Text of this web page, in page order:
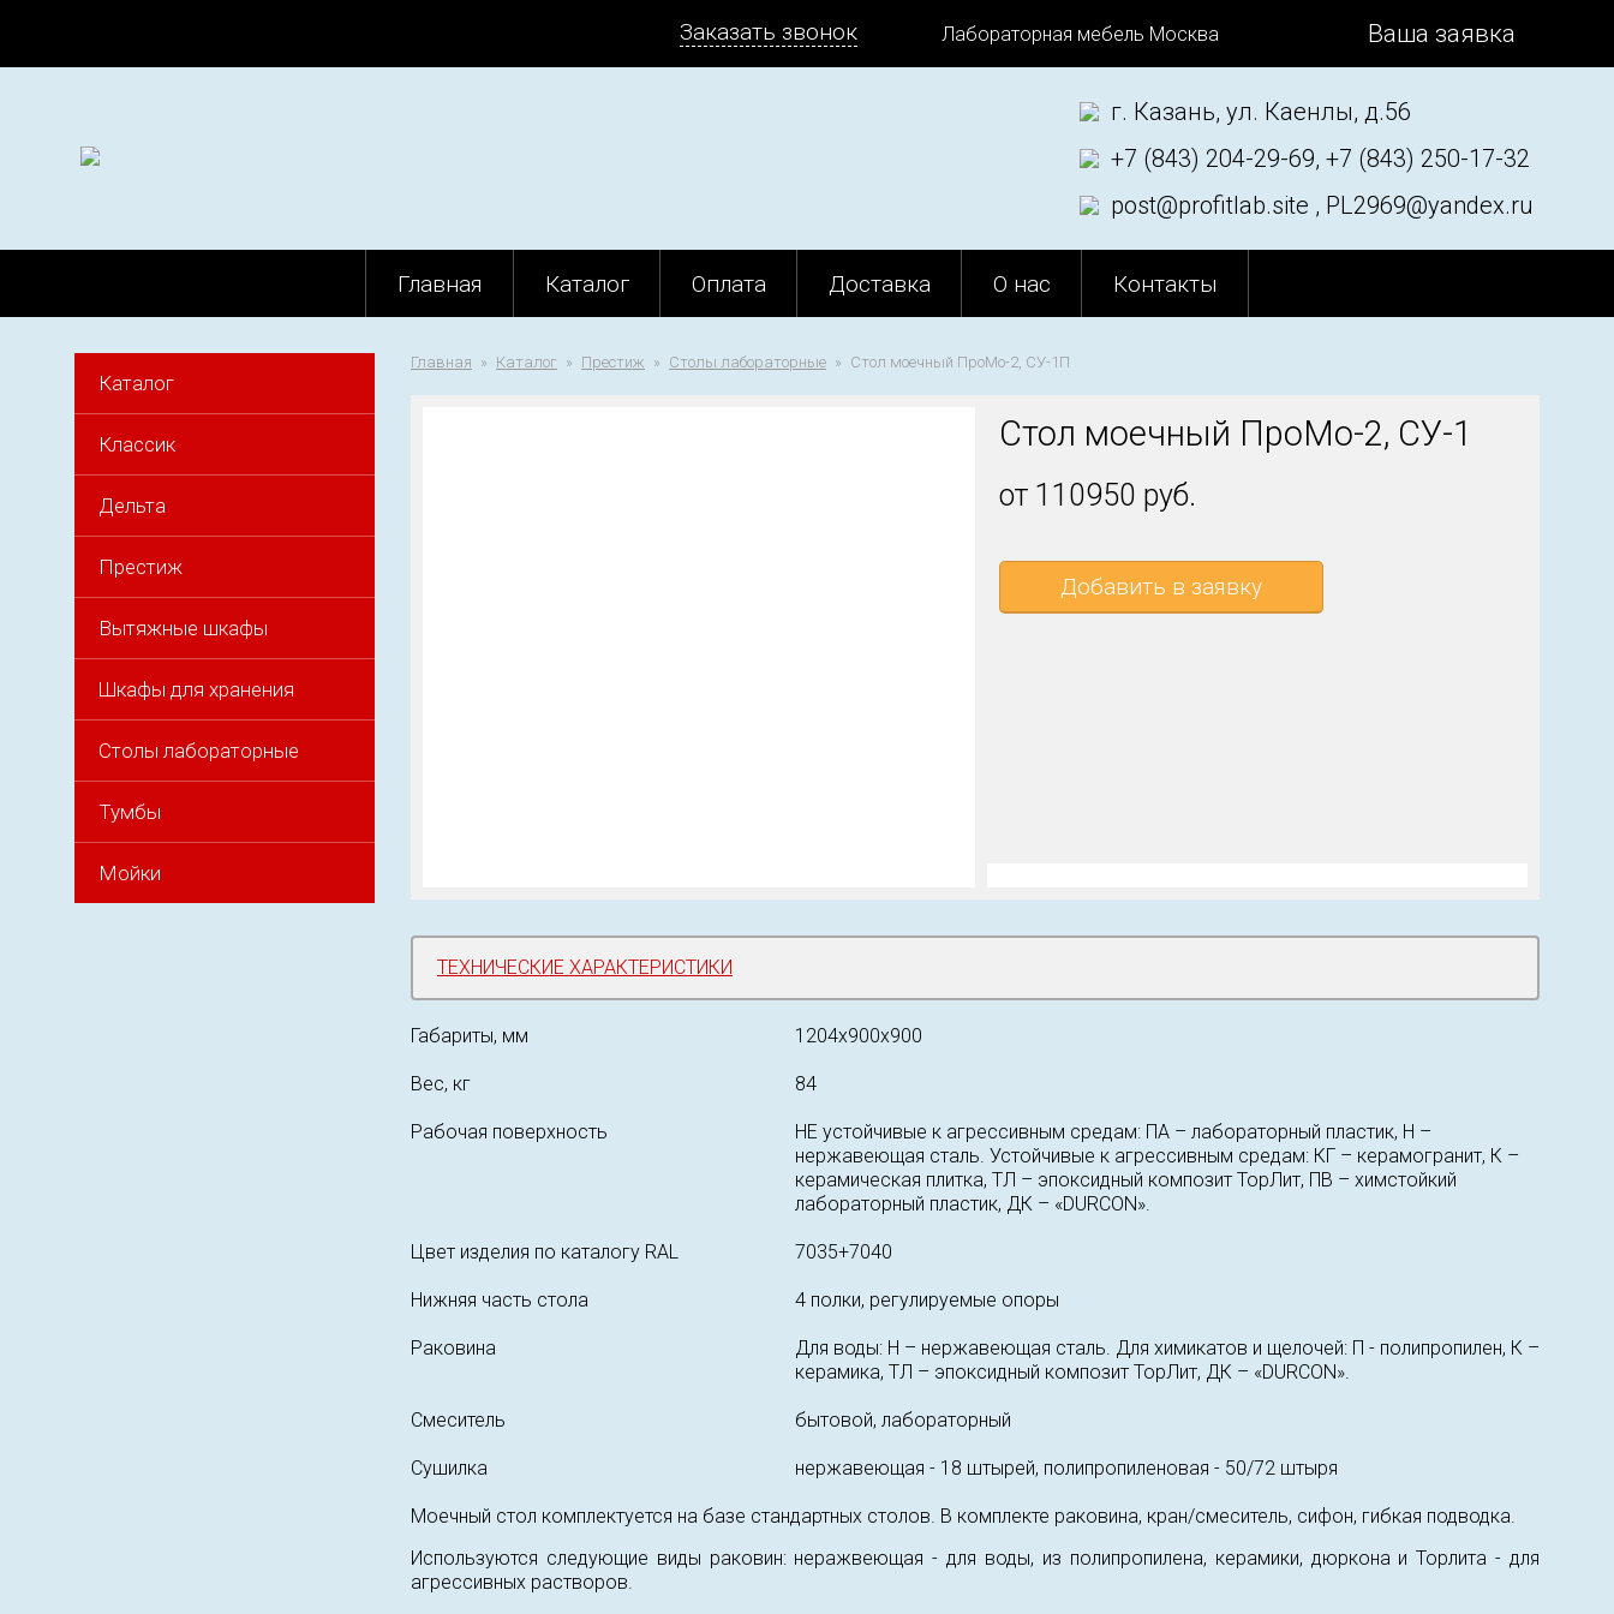
Заказать звонок Лабораторная мебель Москва Ваша заявка
г. Казань, ул. Каенлы, д.56
+7 (843) 204-29-69, +7 (843) 250-17-32
post@profitlab.site , PL2969@yandex.ru
Главная Каталог Оплата Доставка О нас Контакты
Каталог
Классик
Дельта
Престиж
Вытяжные шкафы
Шкафы для хранения
Столы лабораторные
Тумбы
Мойки
Главная Каталог Престиж Столы лабораторные Стол моечный ПроМо-2, СУ-1П
Стол моечный ПроМо-2, СУ-1
от 110950 руб.
Добавить в заявку
ТЕХНИЧЕСКИЕ ХАРАКТЕРИСТИКИ
Габариты, мм 1204х900х900
Вес, кг 84
Рабочая поверхность
НЕ устойчивые к агрессивным средам: ПА – лабораторный пластик, Н –
нержавеющая сталь. Устойчивые к агрессивным средам: КГ – керамогранит, К –
керамическая плитка, ТЛ – эпоксидный композит ТорЛит, ПВ – химстойкий
лабораторный пластик, ДК – «DURCON».
Цвет изделия по каталогу RAL 7035+7040
Нижняя часть стола 4 полки, регулируемые опоры
Раковина
Для воды: Н – нержавеющая сталь. Для химикатов и щелочей: П - полипропилен, К –
керамика, ТЛ – эпоксидный композит ТорЛит, ДК – «DURCON».
Смеситель бытовой, лабораторный
Сушилка нержавеющая - 18 штырей, полипропиленовая - 50/72 штыря
Моечный стол комплектуется на базе стандартных столов. В комплекте раковина, кран/смеситель, сифон, гибкая подводка.
Используются следующие виды раковин: неражвеющая - для воды, из полипропилена, керамики, дюркона и Торлита - для
агрессивных растворов.